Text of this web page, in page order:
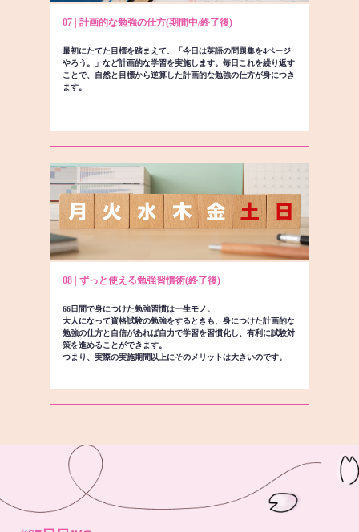
07 | 計画的な勉強の仕方(期間中/終了後)
最初にたてた目標を踏まえて、「今日は英語の問題集を4ページ
やろう。」など計画的な学習を実施します。毎日これを繰り返す
ことで、自然と目標から逆算した計画的な勉強の仕方が身につき
ます。
08 | ずっと使える勉強習慣術(終了後)
66日間で身につけた勉強習慣は一生モノ。
大人になって資格試験の勉強をするときも、身につけた計画的な
勉強の仕方と自信があれば自力で学習を習慣化し、有利に試験対
策を進めることができます。
つまり、実際の実施期間以上にそのメリットは大きいのです。